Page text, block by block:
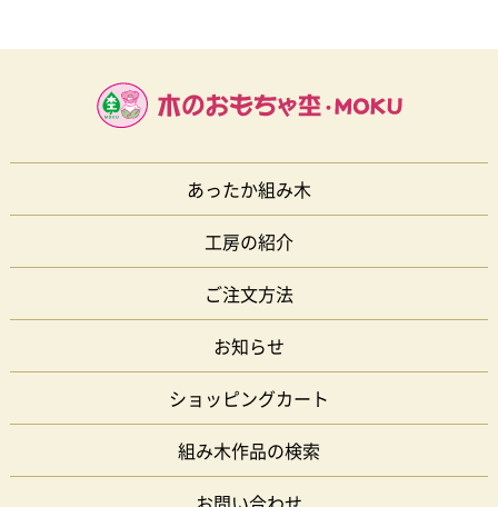
あったか組み木
工房の紹介
ご注文方法
お知らせ
ショッピングカート
組み木作品の検索